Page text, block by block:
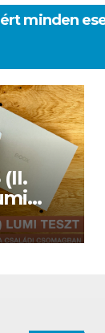
minden
(II.